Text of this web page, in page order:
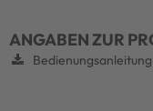
ANGABEN ZUR